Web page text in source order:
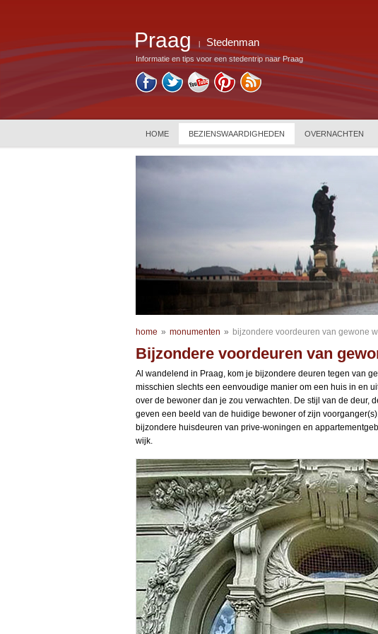
Praag Stedenman
Informatie en tips voor een stedentrip naar Praag
HOME BEZIENSWAARDIGHEDEN OVERNACHTEN
home » monumenten » bijzondere voordeuren van gewone
Bijzondere voordeuren van
Al wandelend in Praag, kom je bijzondere deuren tegen van
misschien slechts een eenvoudige manier om een huis in en
over de bewoner dan je zou verwachten. De stijl van de deur,
geven een beeld van de huidige bewoner of zijn
bijzondere huisdeuren van prive-woningen en
wijk.